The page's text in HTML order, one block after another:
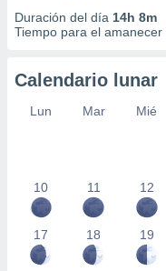
Duración del día 14h 8m
Tiempo para el amanecer
Calendario lunar
Lun Mar Mié
10 11 12
17 18 19